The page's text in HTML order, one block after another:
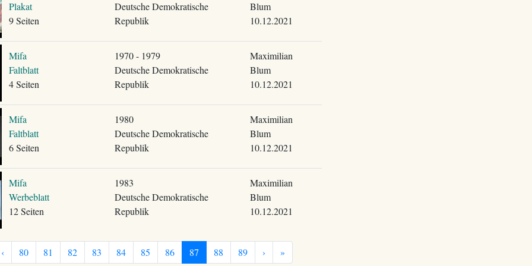
Plakat
9 Seiten
Deutsche Demokratische
Republik
Blum
10.12.2021
Mifa
Faltblatt
4 Seiten
1970 - 1979
Deutsche Demokratische
Republik
Maximilian
Blum
10.12.2021
Mifa
Faltblatt
6 Seiten
1980
Deutsche Demokratische
Republik
Maximilian
Blum
10.12.2021
Mifa
Werbeblatt
12 Seiten
1983
Deutsche Demokratische
Republik
Maximilian
Blum
10.12.2021
‹ 80 81 82 83 84 85 86 87 88 89 › »